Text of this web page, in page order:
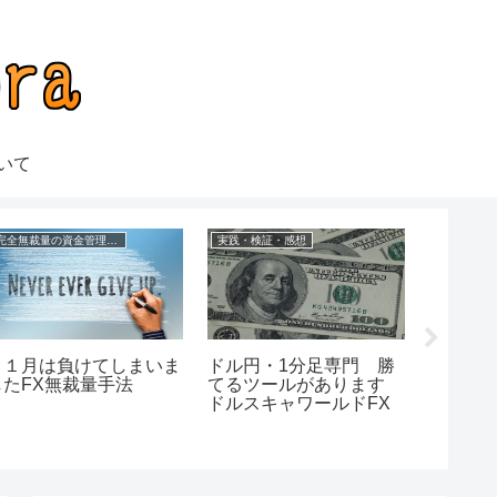
て
１月は負けてしまいま
たFX無裁量手法
実践・検証・感想
ドル円・1分足専門 勝
てるツールがあります
ドルスキャワールドFX